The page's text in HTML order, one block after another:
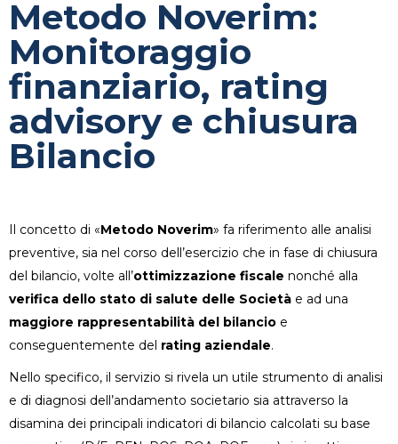
Metodo Noverim:
Monitoraggio
finanziario, rating
advisory e chiusura
Bilancio
Il concetto di «Metodo Noverim» fa riferimento alle analisi
preventive, sia nel corso dell’esercizio che in fase di chiusura
del bilancio, volte all’ottimizzazione fiscale nonché alla
verifica dello stato di salute delle Società e ad una
maggiore rappresentabilità del bilancio e
conseguentemente del rating aziendale.
Nello specifico, il servizio si rivela un utile strumento di analisi
e di diagnosi dell’andamento societario sia attraverso la
disamina dei principali indicatori di bilancio calcolati su base